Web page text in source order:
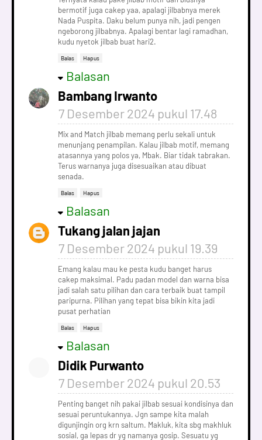
bermotif juga cakep yaa, apalagi jilbabnya merek
Nada Puspita. Daku belum punya nih, jadi pengen
ngeborong jilbabnya. Apalagi bentar lagi ramadhan,
kudu nyetok jilbab buat hari2.
Balas Hapus
Balasan
Bambang Irwanto
7 Desember 2024 pukul 17.48
Mix and Match jilbab memang perlu sekali untuk
menunjang penampilan. Kalau jilbab motif, memang
atasannya yang polos ya, Mbak. Biar tidak tabrakan.
Terus warnanya juga disesuaikan atau dibuat
senada.
Balas Hapus
Balasan
Tukang jalan jajan
7 Desember 2024 pukul 19.39
Emang kalau mau ke pesta kudu banget harus
cakep maksimal. Padu padan model dan warna bisa
jadi salah satu pilihan dan cara terbaik buat tampil
paripurna. Pilihan yang tepat bisa bikin kita jadi
pusat perhatian
Balas Hapus
Balasan
Didik Purwanto
7 Desember 2024 pukul 20.53
Penting banget nih pakai jilbab sesuai kondisinya dan
sesuai peruntukannya. Jgn sampe kita malah
digunjingin org krn saltum. Makluk, kita sbg makhluk
sosial, ga lepas dr yg namanya gosip. Sesuatu yg